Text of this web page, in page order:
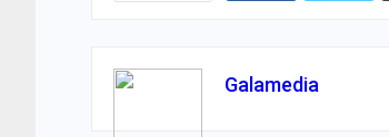
Galamedia